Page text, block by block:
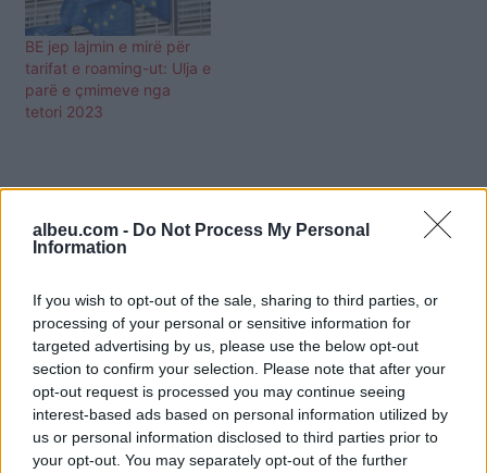
albeu.com - Do Not Process My Personal
Information
If you wish to opt-out of the sale, sharing to third parties, or
processing of your personal or sensitive information for
targeted advertising by us, please use the below opt-out
section to confirm your selection. Please note that after your
opt-out request is processed you may continue seeing
interest-based ads based on personal information utilized by
us or personal information disclosed to third parties prior to
your opt-out. You may separately opt-out of the further
BE jep lajmin e mirë për
tarifat e roaming-ut: Ulja e
parë e çmimeve nga
tetori 2023